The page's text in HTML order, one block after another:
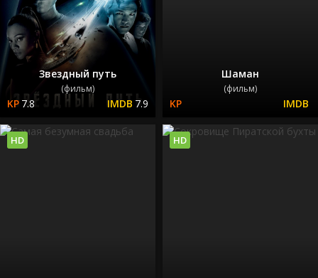
Звездный путь
(фильм)
7.8 7.9
Шаман
(фильм)
HD HD